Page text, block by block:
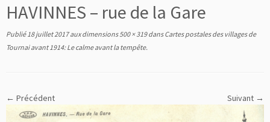
HAVINNES – rue de la Gare
Publié 18 juillet 2017aux dimensions500 × 319dansCartes postales des villages de
Tournai avant 1914: Le calme avant la tempête.
← Précédent Suivant →